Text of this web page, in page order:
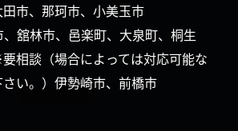
市、那珂市、小美玉市
舘林市、邑楽町、大泉町、桐生
相談（場合によっては対応可能な
い。）伊勢崎市、前橋市